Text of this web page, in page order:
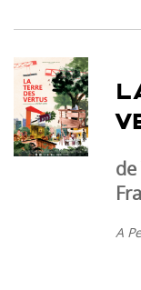
A